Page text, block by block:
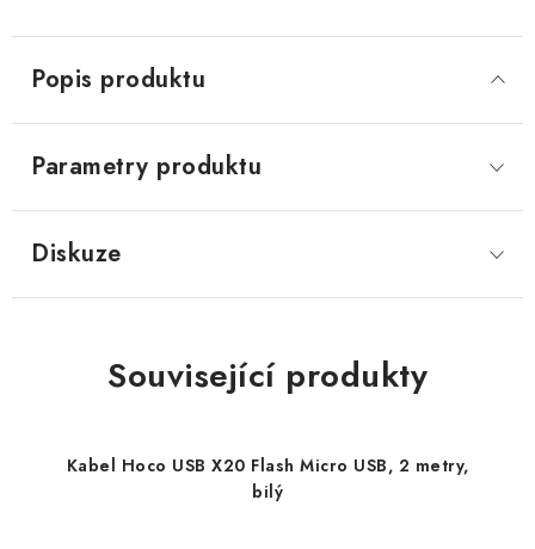
Popis produktu
Parametry produktu
Diskuze
Související produkty
Kabel Hoco USB X20 Flash Micro USB, 2 metry,
bilý